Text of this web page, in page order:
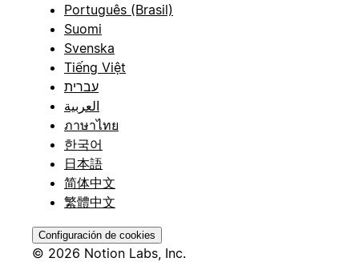
Português (Brasil)
Suomi
Svenska
Tiếng Việt
עברית
العربية
ภาษาไทย
한국어
日本語
简体中文
繁體中文
Configuración de cookies
© 2026 Notion Labs, Inc.